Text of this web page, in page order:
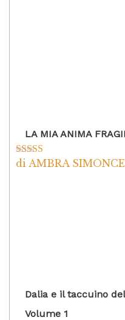
LA MIA ANIMA
Valutato5su
di AMBRA
Dalia e il taccuino
Volume 1